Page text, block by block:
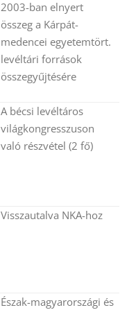
2003-ban elnyert
összeg a Kárpát-
medencei egyetemtört.
levéltári források
összegyűjtésére
A bécsi levéltáros
világkongresszuson
való részvétel (2 fő)
Visszautalva NKA-hoz
Észak-magyarországi és